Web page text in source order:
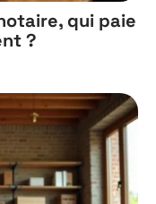
qui paie
?